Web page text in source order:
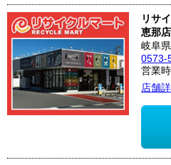
リサ
恵那店
岐阜
0573-
営業
店舗